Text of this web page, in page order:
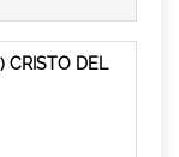
CRISTO DEL